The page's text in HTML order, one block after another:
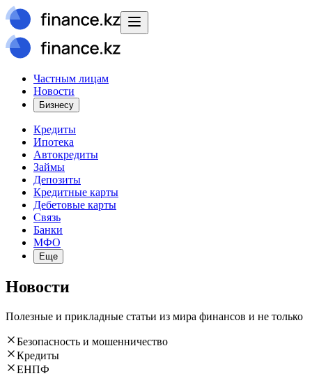
Частным лицам
Новости
Бизнесу
Кредиты
Ипотека
Автокредиты
Займы
Депозиты
Кредитные карты
Дебетовые карты
Связь
Банки
МФО
Еще
Новости
Полезные и прикладные статьи из мира финансов и не только
Безопасность и мошенничество
Кредиты
ЕНПФ